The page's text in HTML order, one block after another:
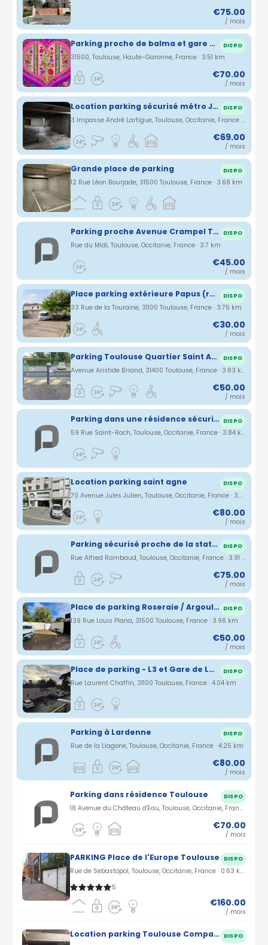
€75.00
/ mois
Parking proche de balma et gare Toulouse DISPO
31500, Toulouse, Haute-Garonne, France · 3.51 km
€70.00
/ mois
Location parking sécurisé métro Jolimont DISPO
3 Impasse André Lartigue, Toulouse, Occitanie, France · 3.54 km
€69.00
/ mois
Grande place de parking DISPO
12 Rue Léon Bourjade, 31500 Toulouse, France · 3.68 km
Parking proche Avenue Crampel Toulouse DISPO
Rue du Midi, Toulouse, Occitanie, France · 3.7 km
€45.00
/ mois
Place parking extérieure Papus (rue de la Touraine, 31100 Toulouse) Mirail, près de la rocade, Faourette et route de Seysses DISPO
33 Rue de la Touraine, 31100 Toulouse, France · 3.75 km
€30.00
/ mois
Parking Toulouse Quartier Saint Agne DISPO
Avenue Aristide Briand, 31400 Toulouse, France · 3.83 km
€50.00
/ mois
Parking dans une résidence sécurisée proche de la station "saint agne SNCF" DISPO
59 Rue Saint-Roch, Toulouse, Occitanie, France · 3.84 km
Location parking saint agne DISPO
70 Avenue Jules Julien, Toulouse, Occitanie, France · 3.87 km
€80.00
/ mois
Parking sécurisé proche de la station de métro Empalot. DISPO
Rue Alfred Rambaud, Toulouse, Occitanie, France · 3.91 km
€75.00
/ mois
Place de parking Roseraie / Argoulets DISPO
139 Rue Louis Plana, 31500 Toulouse, France · 3.96 km
€50.00
/ mois
Place de parking - L3 et Gare de Lardenne DISPO
Rue Laurent Chaffin, 31100 Toulouse, France · 4.04 km
Parking à Lardenne DISPO
Rue de la Llagone, Toulouse, Occitanie, France · 4.25 km
€80.00
/ mois
Parking dans résidence Toulouse DISPO
18 Avenue du Château d'Eau, Toulouse, Occitanie, France · 0.52 km
€70.00
/ mois
PARKING Place de l'Europe Toulouse DISPO
Rue de Sebastopol, Toulouse, Occitanie, France · 0.63 km
5
€160.00
/ mois
Location parking Toulouse Compans-Caffarelli rue Ritay (31) DISPO